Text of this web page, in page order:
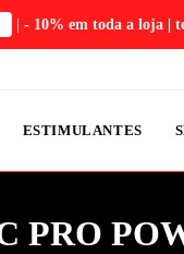
| - 10% em toda a loja |
ESTIMULANTES
PRO